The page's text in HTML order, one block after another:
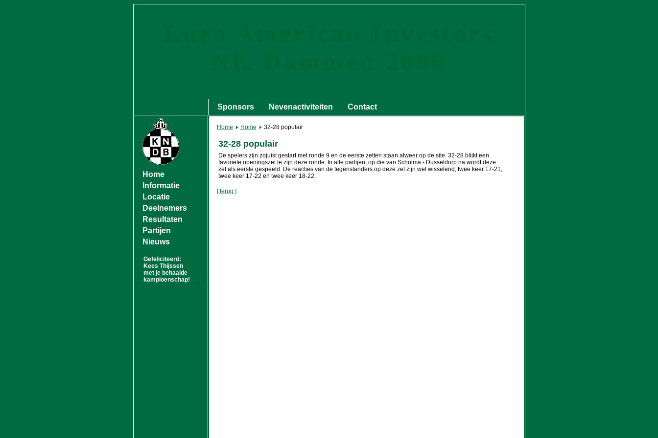
Sponsors Nevenactiviteiten Contact
Home
Informatie
Locatie
Deelnemers
Resultaten
Partijen
Nieuws
Home Home 32-28 populair
32-28 populair
De spelers zijn zojuist gestart met ronde 9 en de eerste zetten staan alweer op de site. 32-28 blijkt een
favoriete openingszet te zijn deze ronde. In alle partijen, op die van Scholma - Dusseldorp na wordt deze
zet als eerste gespeeld. De reacties van de tegenstanders op deze zet zijn wel wisselend; twee keer 17-21,
twee keer 17-22 en twee keer 18-22.
[ terug ]